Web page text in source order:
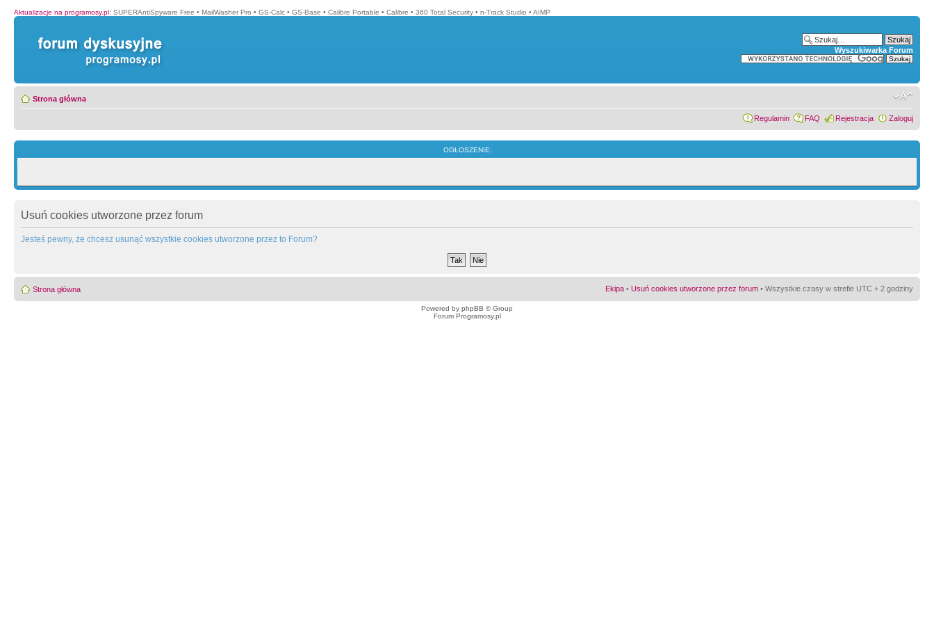
Aktualizacje na programosy.pl: SUPERAntiSpyware Free • MailWasher Pro • GS-Calc • GS-Base • Calibre Portable • Calibre • 360 Total Security • n-Track Studio • AIMP
Wyszukiwarka Forum
Strona główna
Regulamin FAQ Rejestracja Zaloguj
OGŁOSZENIE:
Usuń cookies utworzone przez forum
Jesteś pewny, że chcesz usunąć wszystkie cookies utworzone przez to Forum?
Strona główna Ekipa • Usuń cookies utworzone przez forum • Wszystkie czasy w strefie UTC + 2 godziny
Powered by phpBB © Group
Forum Programosy.pl